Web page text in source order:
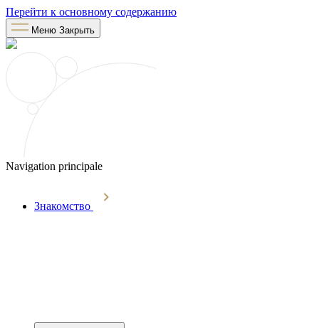
Перейти к основному содержанию
Меню Закрыть
Navigation principale
Знакомство